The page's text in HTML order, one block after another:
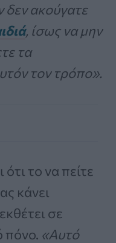
δεν ακούγατε
, ίσως να μην
τα
τον τρόπο».
το να πείτε
κάνει
σε
πόνο. «Αυτό